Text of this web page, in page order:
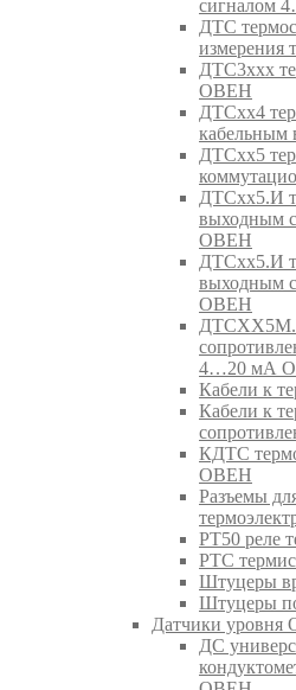
сигналом
ДТС
измерения
ДТС3ххх
ОВЕН
ДТСхх4
ДТСхх5
ДТСхх5.И
выходным
ОВЕН
ДТСхх5.И
выходным
ОВЕН
ДТСХХ5М.И
4…20 мА
Кабели к
Кабели к
КДТС
ОВЕН
Разъемы
РТ50 реле
РТС
Штуцеры
Штуцеры
Датчики
ДС